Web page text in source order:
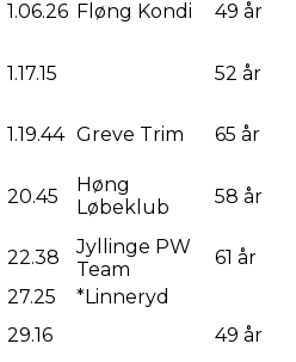
1.06.26 Fløng Kondi 49 år
1.17.15 52 år
1.19.44 Greve Trim 65 år
20.45
Høng
Løbeklub
58 år
22.38
Jyllinge PW
Team
61 år
27.25
*Linneryd
29.16 49 år